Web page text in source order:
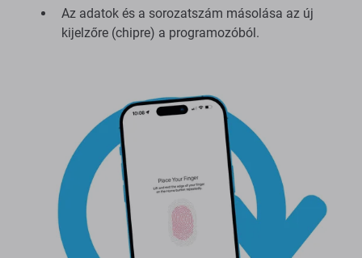
Az adatok és a sorozatszám másolása az új
kijelzőre (chipre) a programozóból.